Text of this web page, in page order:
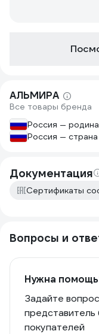
АЛЬМИРА
Все товары бренда
Россия —
Россия —
Документация
Сертификаты
Вопросы и
Нужна
Задайте
представитель
покупателей